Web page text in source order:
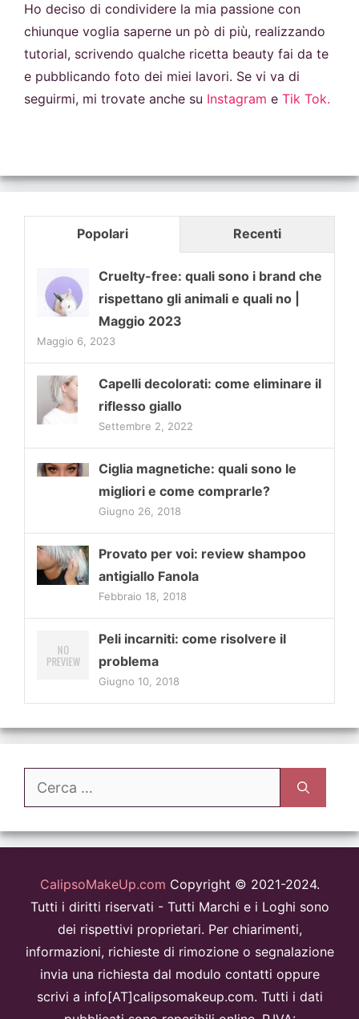
Ho deciso di condividere la mia passione con
chiunque voglia saperne un pò di più, realizzando
tutorial, scrivendo qualche ricetta beauty fai da te
e pubblicando foto dei miei lavori. Se vi va di
seguirmi, mi trovate anche su Instagram e Tik Tok.
Popolari Recenti
Cruelty-free: quali sono i brand che
rispettano gli animali e quali no |
Maggio 2023
Maggio 6, 2023
Capelli decolorati: come eliminare il
riflesso giallo
Settembre 2, 2022
Ciglia magnetiche: quali sono le
migliori e come comprarle?
Giugno 26, 2018
Provato per voi: review shampoo
antigiallo Fanola
Febbraio 18, 2018
Peli incarniti: come risolvere il
problema
Giugno 10, 2018
Ricerca
CalipsoMakeUp.com Copyright © 2021-2024.
Tutti i diritti riservati - Tutti Marchi e i Loghi sono
dei rispettivi proprietari. Per chiarimenti,
informazioni, richieste di rimozione o segnalazione
invia una richiesta dal modulo contatti oppure
scrivi a info[AT]calipsomakeup.com. Tutti i dati